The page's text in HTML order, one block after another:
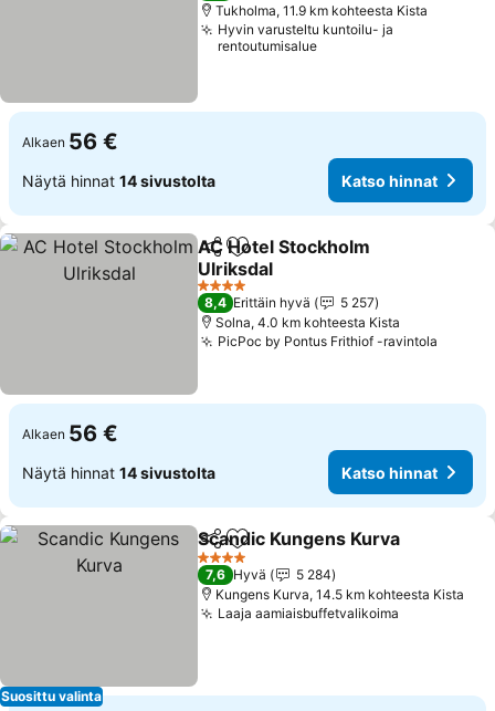
Tukholma, 11.9 km kohteesta Kista
Hyvin varusteltu kuntoilu- ja
rentoutumisalue
Alkaen 56 €
Näytä hinnat 14 sivustolta Katso hinnat
Jaa Lisää suosikkeihin
AC Hotel Stockholm
Ulriksdal
4 Tähtiluokitus
8,4 Erittäin hyvä
5 257
Solna, 4.0 km kohteesta Kista
PicPoc by Pontus Frithiof -ravintola
Alkaen 56 €
Näytä hinnat 14 sivustolta Katso hinnat
Suosittu valinta
Jaa Lisää suosikkeihin
Scandic Kungens Kurva
4 Tähtiluokitus
7,6 Hyvä
5 284
Kungens Kurva, 14.5 km kohteesta Kista
Laaja aamiaisbuffetvalikoima